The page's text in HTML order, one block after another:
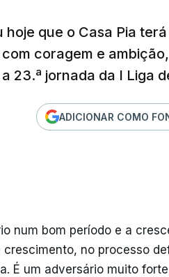
que o Casa Pia terá
coragem e
23.ª jornada da I Liga
ADICIONAR COMO
num bom período e a
no processo
É um adversário muito